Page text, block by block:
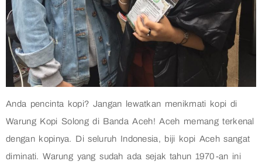
Anda pencinta kopi? Jangan lewatkan menikmati kopi di
Warung Kopi Solong di Banda Aceh! Aceh memang terkenal
dengan kopinya. Di seluruh Indonesia, biji kopi Aceh sangat
diminati. Warung yang sudah ada sejak tahun 1970-an ini